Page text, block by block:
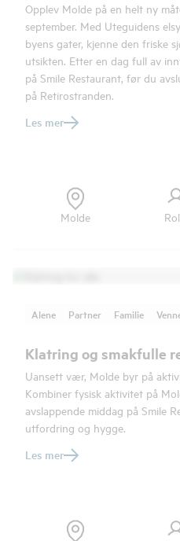
Opplev Molde på en helt ny
september. Med Uteguidens
byens gater, kjenne den friske
utsikten. Etter en dag full av
på Smile Restaurant, før du
på Retirostranden.
Les mer
Molde
Alene Partner Familie
Klatring og smakfulle
Uansett vær, Molde byr på
Kombiner fysisk aktivitet på
avslappende middag på Smile
utfordring og hygge.
Les mer